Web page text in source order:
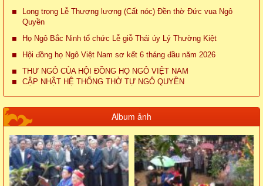
Long trọng Lễ Thượng lương (Cất nóc) Đền thờ Đức vua Ngô
Quyền
Họ Ngô Bắc Ninh tổ chức Lễ giỗ Thái úy Lý Thường Kiệt
Hội đồng họ Ngô Việt Nam sơ kết 6 tháng đầu năm 2026
THƯ NGỎ CỦA HỘI ĐỒNG HỌ NGÔ VIỆT NAM
CẬP NHẬT HỆ THỐNG THỜ TỰ NGÔ QUYỀN
Album ảnh